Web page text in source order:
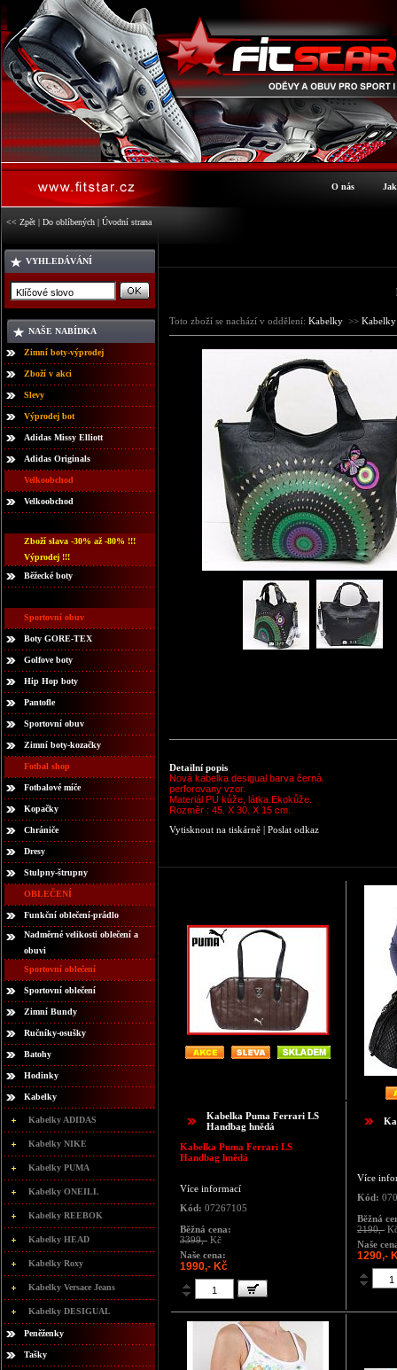
O nás
<< Zpět | Do oblíbených | Úvodní strana
VYHLEDÁVÁNÍ
NAŠE NABÍDKA
Zimní boty-výprodej
Zboží v akci
Slevy
Výprodej bot
Adidas Missy Elliott
Adidas Originals
Velkoobchod
Velkoobchod
Zboží slava -30% až -80% !!!
Výprodej !!!
Běžecké boty
Sportovní obuv
Boty GORE-TEX
Golfove boty
Hip Hop boty
Pantofle
Sportovní obuv
Zimní boty-kozačky
Fotbal shop
Fotbalové míče
Kopačky
Chrániče
Dresy
Stulpny-štrupny
OBLEČENÍ
Funkční oblečení-prádlo
Nadměrné velikosti oblečení a
obuvi
Sportovní oblečení
Sportovní oblečení
Zimní Bundy
Ručníky-osušky
Batohy
Hodinky
Kabelky
Kabelky ADIDAS
Kabelky NIKE
Kabelky PUMA
Kabelky ONEILL
Kabelky REEBOK
Kabelky HEAD
Kabelky Roxy
Kabelky Versace Jeans
Kabelky DESIGUAL
Peněženky
Tašky
Toto zboží se nachází v oddělení: Kabelky >>
Detailní popis
Nová kabelka desigual barva černá.
perforovany vzor.
Materiál PU kůže, látka.Ekokůže.
Rozměr : 45. X 30. X 15 cm.
Vytisknout na tiskárně | Poslat odkaz
Kabelka Puma Ferrari LS
Handbag hnědá
Kabelka Puma Ferrari LS
Handbag hnědá
Více informací
Kód: 07267105
Běžná cena:
3399,- Kč
Naše cena:
1990,- Kč
Více
Kód:
Běžná
2190,-
Naše
1290,-